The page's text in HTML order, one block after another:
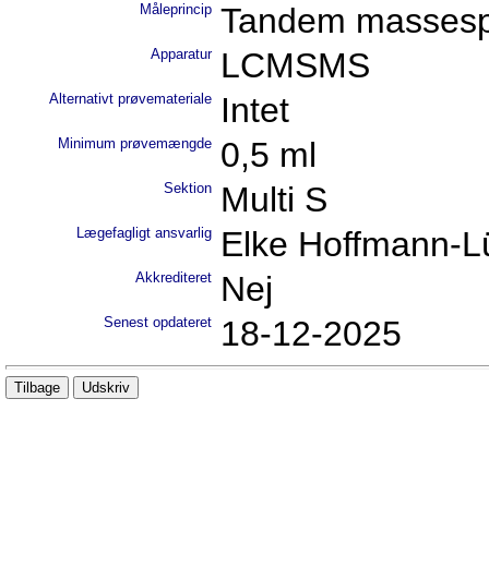
Måleprincip Tandem
Apparatur LCMSMS
Alternativt prøvemateriale Intet
Minimum prøvemængde 0,5 ml
Sektion Multi S
Lægefagligt ansvarlig Elke Hoffmann-
Akkrediteret Nej
Senest opdateret 18-12-2025